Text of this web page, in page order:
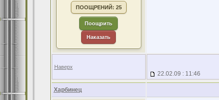
ПООЩРЕНИЙ: 25
Поощрить
Наказать
Наверх
22.02.09 : 11:46
Харбинец